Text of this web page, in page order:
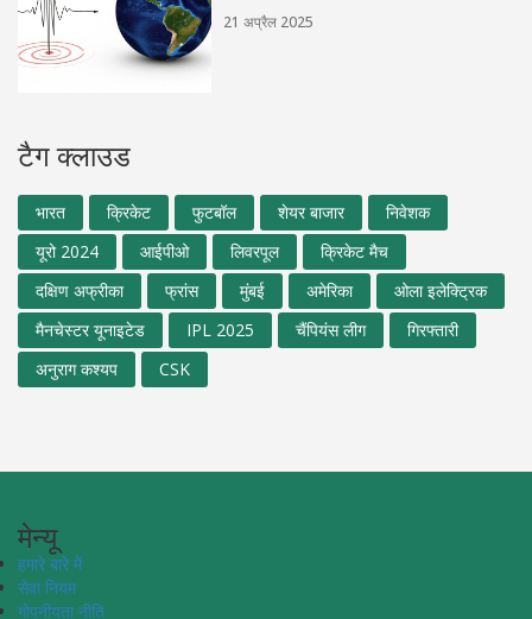
झटके
21 अप्रैल 2025
टैग क्लाउड
भारत क्रिकेट फुटबॉल शेयर बाजार
निवेशक
यूरो 2024
आईपीओ लिवरपूल
क्रिकेट मैच
दक्षिण अफ्रीका
फ्रांस मुंबई अमेरिका
ओला इलेक्ट्रिक
मैनचेस्टर यूनाइटेड
IPL 2025 चैंपियंस लीग
गिरफ्तारी
अनुराग कश्यप
CSK
मेन्यू
हमारे बारे में
सेवा नियम
गोपनीयता नीति